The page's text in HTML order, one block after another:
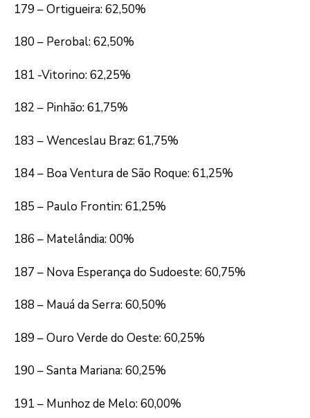
179 – Ortigueira: 62,50%
180 – Perobal: 62,50%
181 -Vitorino: 62,25%
182 – Pinhão: 61,75%
183 – Wenceslau Braz: 61,75%
184 – Boa Ventura de São Roque: 61,25%
185 – Paulo Frontin: 61,25%
186 – Matelândia: 00%
187 – Nova Esperança do Sudoeste: 60,75%
188 – Mauá da Serra: 60,50%
189 – Ouro Verde do Oeste: 60,25%
190 – Santa Mariana: 60,25%
191 – Munhoz de Melo: 60,00%